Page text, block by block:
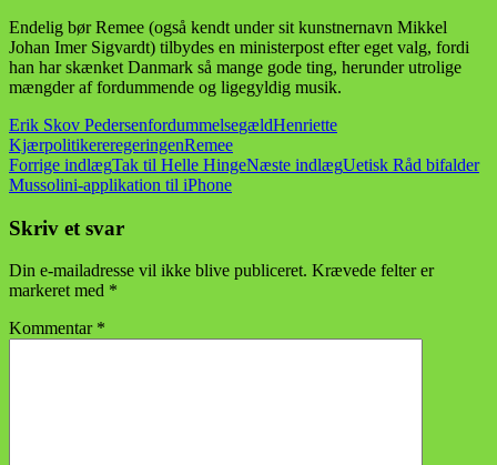
Endelig bør Remee (også kendt under sit kunstnernavn Mikkel
Johan Imer Sigvardt) tilbydes en ministerpost efter eget valg, fordi
han har skænket Danmark så mange gode ting, herunder utrolige
mængder af fordummende og ligegyldig musik.
Erik Skov PedersenfordummelsegældHenriette
KjærpolitikereregeringenRemee
Indlægsnavigation
Forrige indlægTak til Helle HingeNæste indlægUetisk Råd bifalder
Mussolini-applikation til iPhone
Skriv et svar
Din e-mailadresse vil ikke blive publiceret. Krævede felter er
markeret med *
Kommentar *